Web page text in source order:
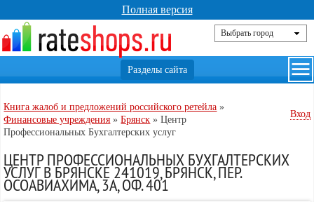
Полная версия
Книга жалоб и предложений российского ретейла »
Финансовые учреждения »Брянск »Центр
Профессиональных Бухгалтерских услуг
Вход
ЦЕНТР ПРОФЕССИОНАЛЬНЫХ БУХГАЛТЕРСКИХ
УСЛУГ В БРЯНСКЕ 241019, БРЯНСК, ПЕР.
ОСОАВИАХИМА, 3А, ОФ. 401